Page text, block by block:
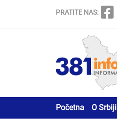
PRATITE NAS:
Početna O Srbiji